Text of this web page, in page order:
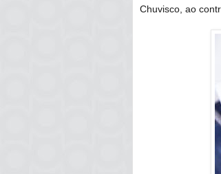
Chuvisco, ao